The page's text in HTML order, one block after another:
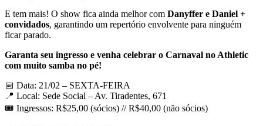
E tem mais! O show fica ainda melhor com Danyffer e Daniel +
convidados, garantindo um repertório envolvente para ninguém
ficar parado.
Garanta seu ingresso e venha celebrar o Carnaval no Athletic
com muito samba no pé!
📅 Data: 21/02 – SEXTA-FEIRA
📍 Local: Sede Social – Av. Tiradentes, 671
🎟️ Ingressos: R$25,00 (sócios) // R$40,00 (não sócios)